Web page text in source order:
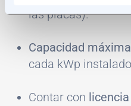
las placas).
Capacidad
cada kWp
Contar con